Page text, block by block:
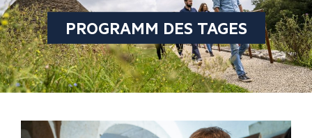
PROGRAMM DES TAGES